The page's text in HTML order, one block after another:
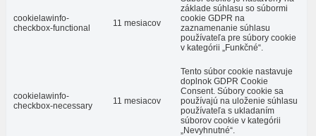
cookielawinfo-
checkbox-functional
11 mesiacov
základe súhlasu so súbormi
cookie GDPR na
zaznamenanie súhlasu
používateľa pre súbory cookie
v kategórii „Funkčné“.
cookielawinfo-
checkbox-necessary
11 mesiacov
Tento súbor cookie nastavuje
doplnok GDPR Cookie
Consent. Súbory cookie sa
používajú na uloženie súhlasu
používateľa s ukladaním
súborov cookie v kategórii
„Nevyhnutné“.